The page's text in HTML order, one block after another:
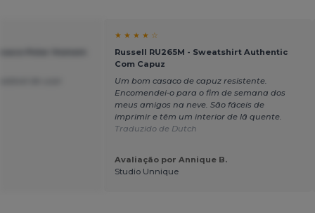
★ ★ ★ ★ ☆
Russell RU265M - Sweatshirt Authentic
Com Capuz
Um bom casaco de capuz resistente.
Encomendei-o para o fim de semana dos
meus amigos na neve. São fáceis de
imprimir e têm um interior de lã quente.
Traduzido de Dutch
Avaliação por Annique B.
Studio Unnique